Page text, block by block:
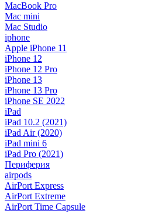
MacBook Pro
Mac mini
Mac Studio
iphone
Apple iPhone 11
iPhone 12
iPhone 12 Pro
iPhone 13
iPhone 13 Pro
iPhone SE 2022
iPad
iPad 10.2 (2021)
iPad Air (2020)
iPad mini 6
iPad Pro (2021)
Периферия
airpods
AirPort Express
AirPort Extreme
AirPort Time Capsule